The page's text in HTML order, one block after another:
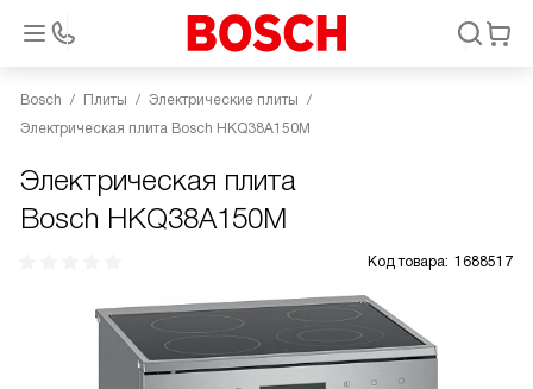
Bosch Плиты
Электрические плиты
Электрическая плита Bosch HKQ38A150M
Электрическая плита
Bosch HKQ38A150M
Код товара: 1688517